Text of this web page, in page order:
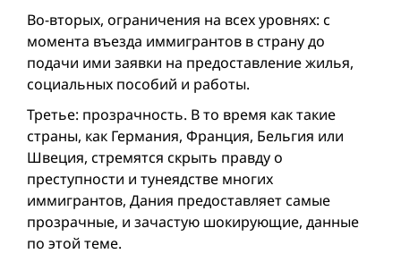
Во-вторых, ограничения на всех уровнях: с
момента въезда иммигрантов в страну до
подачи ими заявки на предоставление жилья,
социальныx пособий и работы.
Третье: прозрачность. В то время как такие
страны, как Германия, Франция, Бельгия или
Швеция, стремятся скрыть правду о
преступности и тунеядстве многих
иммигрантов, Дания предоставляет самые
прозрачные, и зачастую шокирующие, данные
по этой теме.